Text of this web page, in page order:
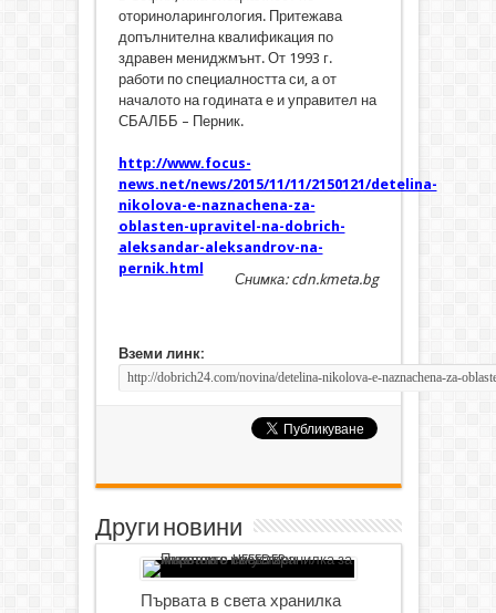
оториноларингология. Притежава
допълнителна квалификация по
здравен мениджмънт. От 1993 г.
работи по специалността си, а от
началото на годината е и управител на
СБАЛББ – Перник.
http://www.focus-
news.net/news/2015/11/11/2150121/detelina-
nikolova-e-naznachena-za-
oblasten-upravitel-na-dobrich-
aleksandar-aleksandrov-na-
pernik.html
Снимка: cdn.kmeta.bg
Вземи линк:
Други новини
Първата в света хранилка